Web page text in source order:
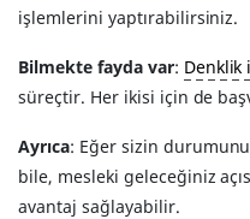
işlemlerini yaptırabilirsiniz.
Bilmekte fayda var: Denklik
süreçtir. Her ikisi için de
Ayrıca: Eğer sizin
bile, mesleki geleceğiniz
avantaj sağlayabilir.